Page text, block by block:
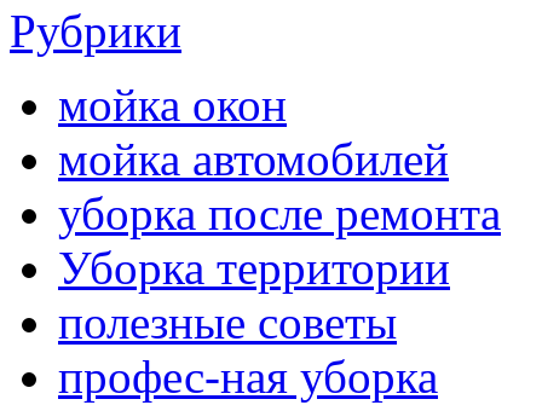
Рубрики
мойка окон
мойка автомобилей
уборка после ремонта
Уборка территории
полезные советы
профес-ная уборка